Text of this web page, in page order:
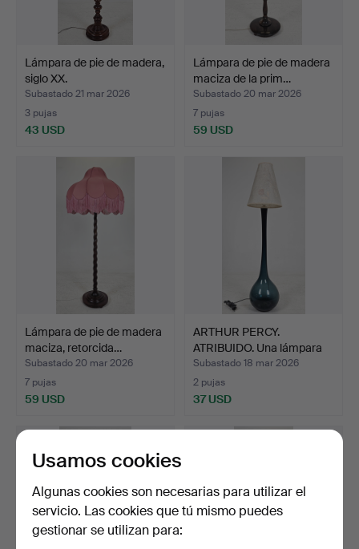
Lámpara de pie de madera,
siglo XX.
Subastado 21 mar 2026
3 pujas
43 USD
Lámpara de pie de madera
maciza de la prim…
Subastado 20 mar 2026
7 pujas
59 USD
Lámpara de pie de madera
maciza, retorcida…
Subastado 20 mar 2026
7 pujas
59 USD
ARTHUR PERCY.
ATRIBUIDO. Una lámpara
de pi…
Subastado 18 mar 2026
2 pujas
37 USD
Usamos cookies
Algunas cookies son necesarias para utilizar el
servicio. Las cookies que tú mismo puedes
gestionar se utilizan para: